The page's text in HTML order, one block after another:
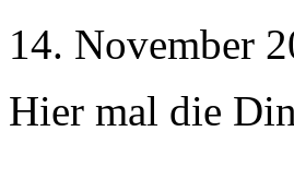
14. November
Hier mal die